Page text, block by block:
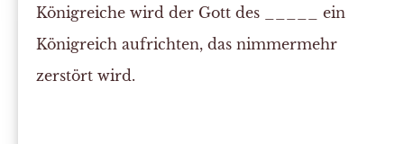
Königreiche wird der Gott des _____ ein
Königreich aufrichten, das nimmermehr
zerstört wird.